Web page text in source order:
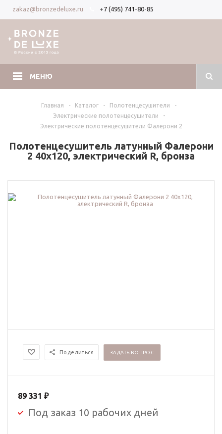
zakaz@bronzedeluxe.ru +7 (495) 741-80-85
МЕНЮ
Главная - Каталог - Полотенцесушители
-
Электрические полотенцесушители
-
Электрические полотенцесушители Фалерони 2
Полотенцесушитель латунный Фалерони
2 40х120, электрический R, бронза
Поделиться ЗАДАТЬ ВОПРОС
89 331 ₽
Под заказ 10 рабочих дней